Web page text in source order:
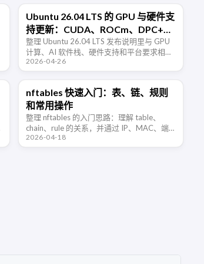
Ubuntu 26.04 LTS 的 GPU 与硬件支
持更新：CUDA、ROCm、DPC++
和更多平台变化
整理 Ubuntu 26.04 LTS 发布说明里与 GPU
计算、AI 软件栈、硬件支持和平台要求相关
的更新，包括 DPC++、CUDA、ROCm、
2026-04-26
nftables 快速入门：表、链、规则
和常用操作
整理 nftables 的入门思路：理解 table、
chain、rule 的关系，并通过 IP、MAC、端
口匹配、流量统计、限速和规则删除等常用
2026-04-18